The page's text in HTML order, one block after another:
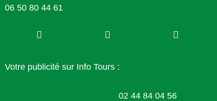
06 50 80 44 61
Votre publicité sur Info Tours :
02 44 84 04 56